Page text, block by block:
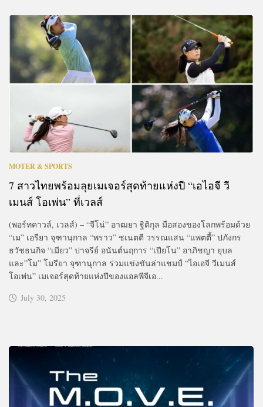
MOTER & SPORTS
7 สาวไทยพร้อมลุยเมเจอร์สุดท้ายแห่งปี “เอไอจี วี
เมนส์ โอเพ่น” ที่เวลส์
(พอร์ทคาวล์, เวลส์) – “จีโน่” อาฒยา ฐิติกุล มือสองของโลกพร้อมด้วย
“เม” เอรียา จุฑานุกาล “พราว” ชเนตตี วรรณแสน “แพตตี้” ปภังกร
ธวัชธนกิจ “เมียว” ปาจรีย์ อนันต์นฤการ “เปียโน” อาภิชญา ยุบล
และ”โม” โมรียา จุฑานุกาล ร่วมแข่งขันล่าแชมป์ “ไอเอจี วีเมนส์
โอเพ่น” เมเจอร์สุดท้ายแห่งปีของแอลพีจีเอ...
July 30, 2025